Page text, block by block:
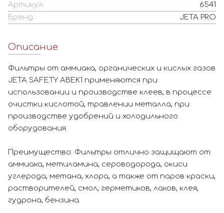
Артикул:
6541
Бренд:
JETA PRO
Описание
Фильтры от аммиака, органических и кислых газов
JETA SAFETY ABEK1 применяются при
использовании и производстве клеев, в процессе
очистки кислотой, травлении металла, при
производстве удобрений и холодильного
оборудования.
Преимущество: Фильтры отлично защищают от
аммиака, метиламина, сероводорода, окиси
углерода, метана, хлора, а также от паров краски,
растворителей, смол, герметиков, лаков, клея,
гудрона, бензина.